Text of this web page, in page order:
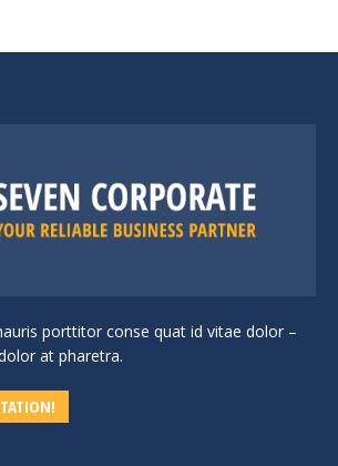
porttitor conse quat id vitae dolor –
at pharetra.